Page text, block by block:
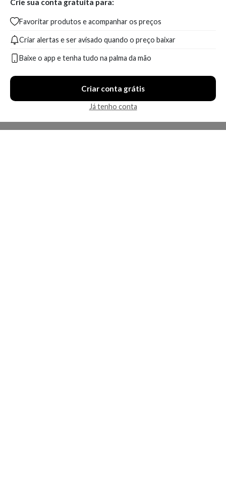
Crie sua conta gratuita para:
Favoritar produtos e acompanhar os preços
Criar alertas e ser avisado quando o preço baixar
Baixe o app e tenha tudo na palma da mão
Criar conta grátis
Já tenho conta